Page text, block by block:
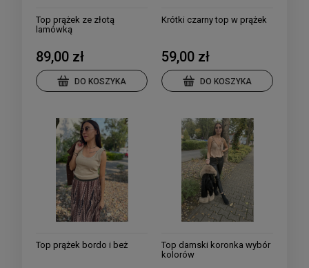
Top prążek ze złotą
lamówką
89,00 zł
DO KOSZYKA
Krótki czarny top w prążek
59,00 zł
DO KOSZYKA
Top prążek bordo i beż
Top damski koronka wybór
kolorów